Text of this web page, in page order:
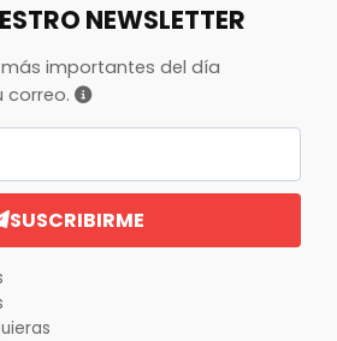
NEWSLETTER
importantes del día
correo.
SUSCRIBIRME